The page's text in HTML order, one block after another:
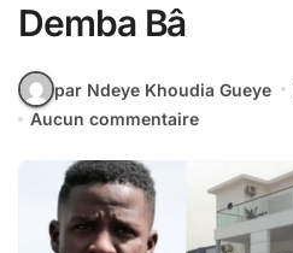
Demba Bâ
par Ndeye Khoudia Gueye
Aucun commentaire